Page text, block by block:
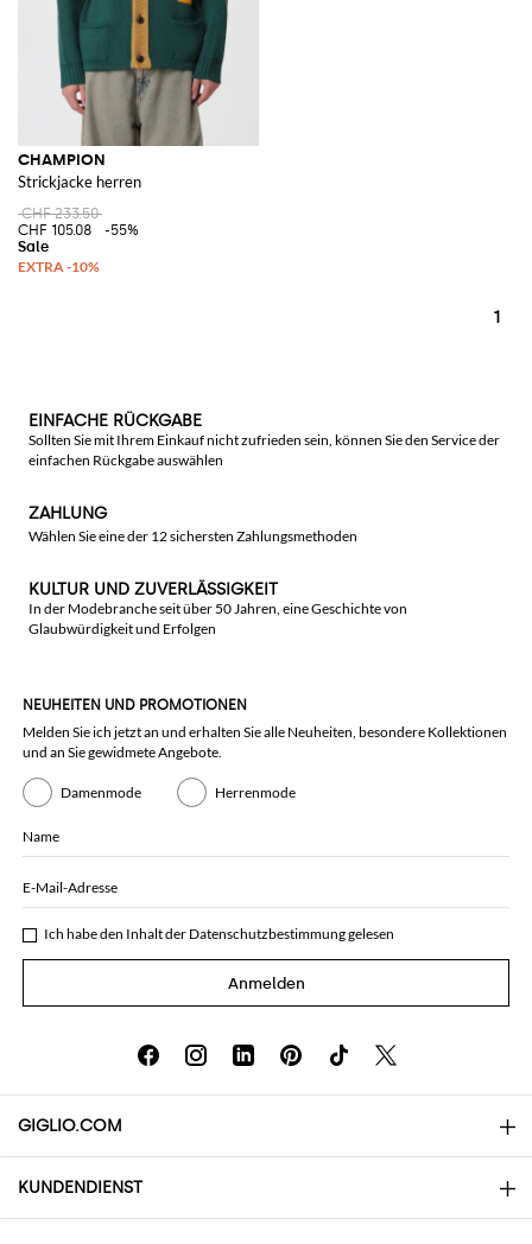
CHAMPION
Strickjacke herren
CHF 233.50
CHF 105.08
-55%
1
EINFACHE RÜCKGABE
Sollten Sie mit Ihrem Einkauf nicht zufrieden sein, können Sie den Service der
einfachen Rückgabe auswählen
ZAHLUNG
Wählen Sie eine der 12 sichersten Zahlungsmethoden
KULTUR UND ZUVERLÄSSIGKEIT
In der Modebranche seit über 50 Jahren, eine Geschichte von
Glaubwürdigkeit und Erfolgen
NEUHEITEN UND PROMOTIONEN
Melden Sie ich jetzt an und erhalten Sie alle Neuheiten, besondere Kollektionen
und an Sie gewidmete Angebote.
Damenmode Herrenmode
Name
E-Mail-Adresse
Ich habe den Inhalt der Datenschutzbestimmunggelesen
Anmelden
GIGLIO.COM
Über uns
KUNDENDIENST